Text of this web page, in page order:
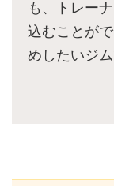
も、トレー
込むことが
めしたいジ